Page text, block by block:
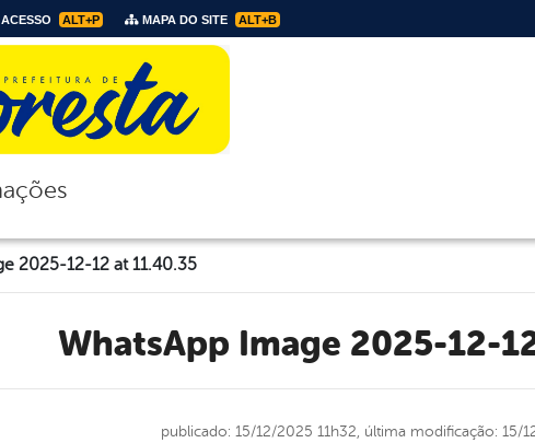
ALT+P MAPA DO SITE ALT+B
2025-12-12 at 11.40.35
WhatsApp Image 2025-12-
publicado: 15/12/2025 11h32, última modificação: 15/